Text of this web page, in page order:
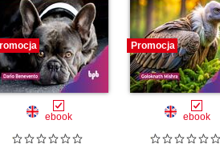
ebook
Promocja
ebook